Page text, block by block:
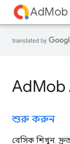
AdMob
AdMob
শুরু করুন
বেসিক শিখুন.